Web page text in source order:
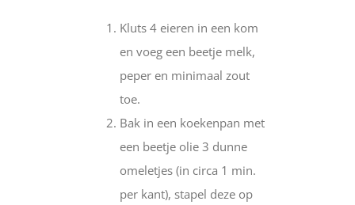
Kluts 4 eieren in een kom
en voeg een beetje melk,
peper en minimaal zout
toe.
Bak in een koekenpan met
een beetje olie 3 dunne
omeletjes (in circa 1 min.
per kant), stapel deze op